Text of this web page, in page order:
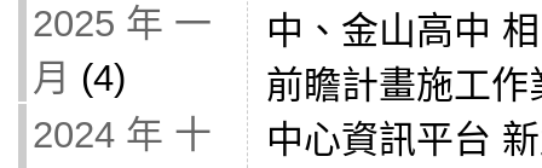
2025 年 一
月 (4)
2024 年 十
中、金山高中
前瞻計畫施工
中心資訊平台